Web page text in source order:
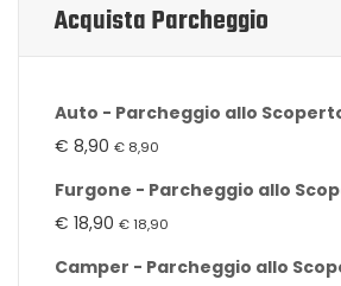
Acquista Parcheggio
Auto - Parcheggio allo
€ 8,90 € 8,90
Furgone - Parcheggio allo
€ 18,90 €18,90
Camper - Parcheggio allo